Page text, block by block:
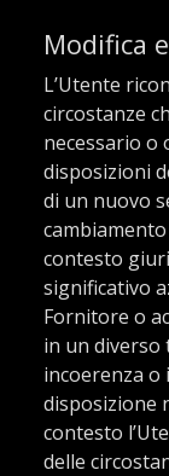
Modifica
L’Utente
circostanze
necessario o
disposizioni
di un nuovo
contesto
significativo
Fornitore o
in un diverso
incoerenza o
disposizione
contesto
delle